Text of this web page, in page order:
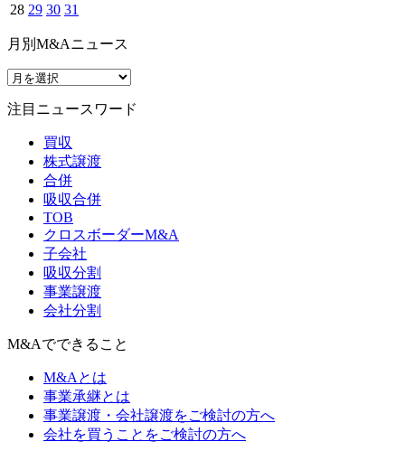
28 29 30 31
月別M&Aニュース
注目ニュースワード
買収
株式譲渡
合併
吸収合併
TOB
クロスボーダーM&A
子会社
吸収分割
事業譲渡
会社分割
M&Aでできること
M&Aとは
事業承継とは
事業譲渡・会社譲渡をご検討の方へ
会社を買うことをご検討の方へ